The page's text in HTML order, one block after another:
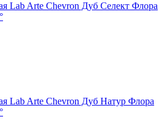
Lab Arte Chevron Дуб Селект Флора
Lab Arte Chevron Дуб Натур Флора